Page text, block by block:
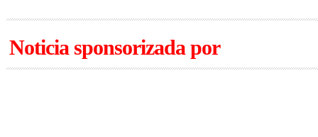
Noticia sponsorizada por